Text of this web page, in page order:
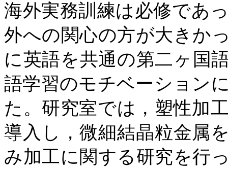
海外実務訓練は必修であ
外への関心の方が大きか
に英語を共通の第二ヶ国
語学習のモチベーション
た。研究室では，塑性加
導入し，微細結晶粒金属
み加工に関する研究を行